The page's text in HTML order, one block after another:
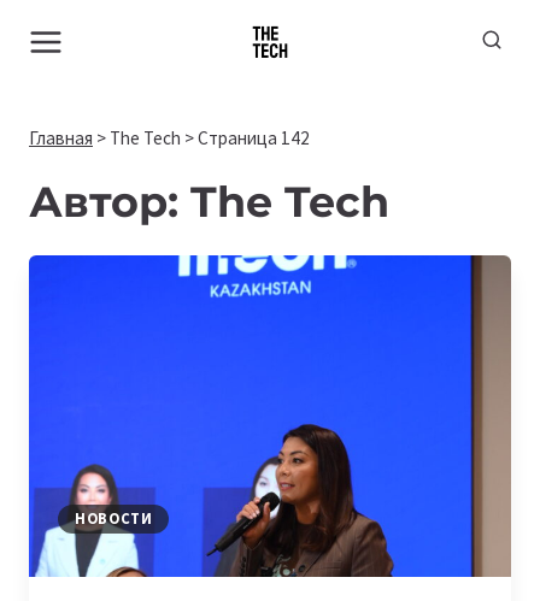
Главная > The Tech >Страница 142
Автор: The Tech
НОВОСТИ